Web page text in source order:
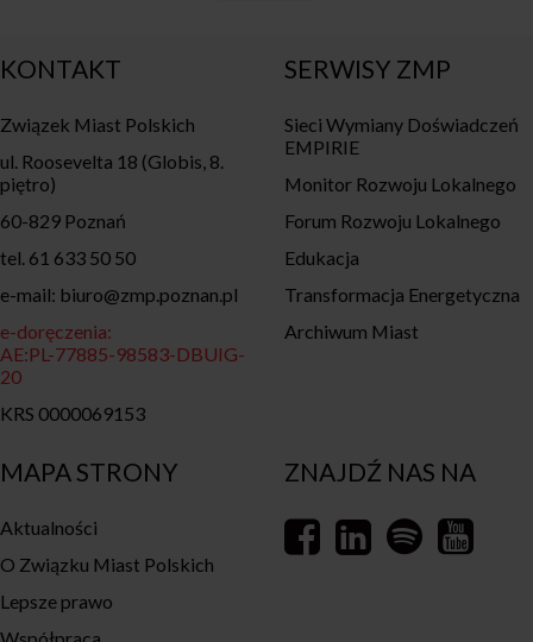
MAPA STRONY
Aktualności
O Związku Miast Polskich
Lepsze prawo
Współpraca
KONTAKT
Związek Miast Polskich
ul. Roosevelta 18 (Globis, 8.
piętro)
60-829 Poznań
tel. 61 633 50 50
e-mail: biuro@zmp.poznan.pl
e-doręczenia:
AE:PL-77885-98583-DBUIG-
20
KRS 0000069153
SERWISY ZMP
Sieci Wymiany Doświadczeń
EMPIRIE
Monitor Rozwoju Lokalnego
Forum Rozwoju Lokalnego
Edukacja
Transformacja Energetyczna
Archiwum Miast
ZNAJDŹ NAS NA